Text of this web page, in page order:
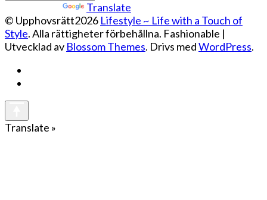
Translate
© Upphovsrätt2026 Lifestyle ~ Life with a Touch of
Style. Alla rättigheter förbehållna. Fashionable |
Utvecklad av Blossom Themes. Drivs medWordPress.
Translate »